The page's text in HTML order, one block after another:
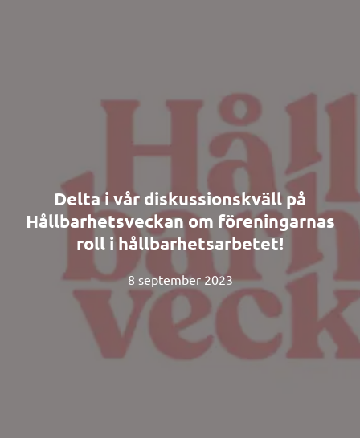
Delta i vår diskussionskväll på
Hållbarhetsveckan om föreningarnas
roll i hållbarhetsarbetet!
8 september 2023